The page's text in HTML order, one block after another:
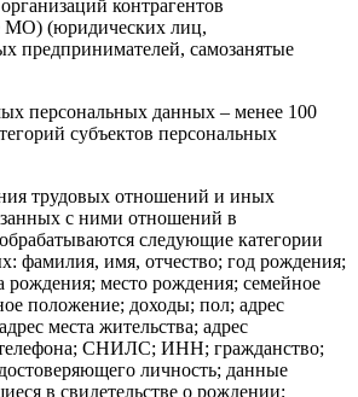
контрагентов
МО) (юридических лиц,
предпринимателей, самозанятые
персональных данных – менее 100
субъектов персональных
трудовых отношений и иных
с ними отношений в
следующие категории
фамилия, имя, отчество; год рождения;
рождения; место рождения; семейное
положение; доходы; пол; адрес
места жительства; адрес
СНИЛС; ИНН; гражданство;
личность; данные
в свидетельстве о рождении;